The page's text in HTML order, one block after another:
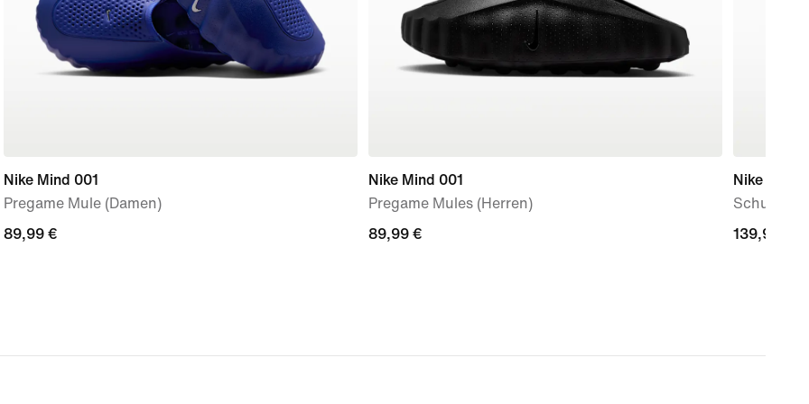
Nike Mind 001
Pregame Mule (Damen)
89,99 €
89,99 €
Nike Mind 001
Pregame Mules (Herren)
89,99 €
89,99 €
Nike Air
Schuh
139,99 €
139,99 €